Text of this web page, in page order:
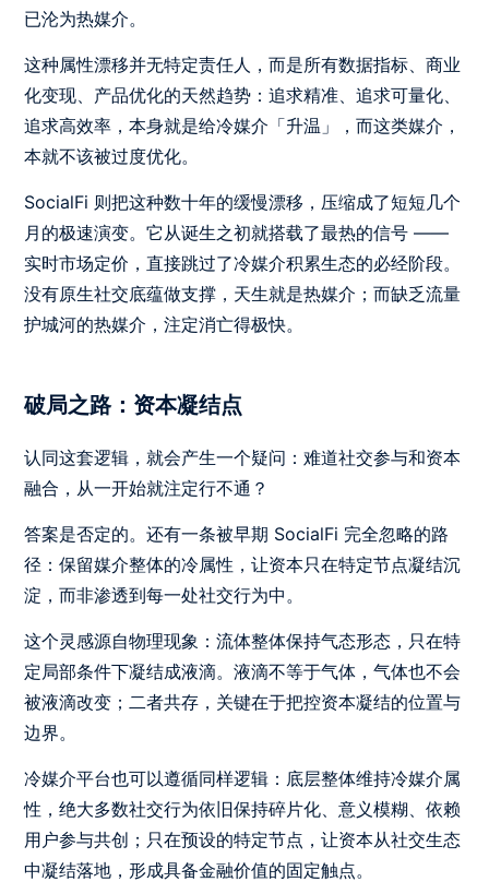
已沦为热媒介。
这种属性漂移并无特定责任人，而是所有数据指标、商业
化变现、产品优化的天然趋势：追求精准、追求可量化、
追求高效率，本身就是给冷媒介「升温」，而这类媒介，
本就不该被过度优化。
SocialFi 则把这种数十年的缓慢漂移，压缩成了短短几个
月的极速演变。它从诞生之初就搭载了最热的信号 ——
实时市场定价，直接跳过了冷媒介积累生态的必经阶段。
没有原生社交底蕴做支撑，天生就是热媒介；而缺乏流量
护城河的热媒介，注定消亡得极快。
破局之路：资本凝结点
认同这套逻辑，就会产生一个疑问：难道社交参与和资本
融合，从一开始就注定行不通？
答案是否定的。还有一条被早期 SocialFi 完全忽略的路
径：保留媒介整体的冷属性，让资本只在特定节点凝结沉
淀，而非渗透到每一处社交行为中。
这个灵感源自物理现象：流体整体保持气态形态，只在特
定局部条件下凝结成液滴。液滴不等于气体，气体也不会
被液滴改变；二者共存，关键在于把控资本凝结的位置与
边界。
冷媒介平台也可以遵循同样逻辑：底层整体维持冷媒介属
性，绝大多数社交行为依旧保持碎片化、意义模糊、依赖
用户参与共创；只在预设的特定节点，让资本从社交生态
中凝结落地，形成具备金融价值的固定触点。